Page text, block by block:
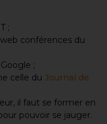
;
conférences du
;
celle du Journal de
il faut se former en
pouvoir se jauger.